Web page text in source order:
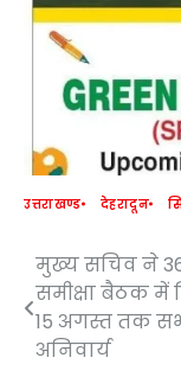
उत्तराखण्ड देहरादून
Post
navigation
मुख्य सचिव ने
समीक्षा बैठक में
15 अगस्त तक
अनिवार्य